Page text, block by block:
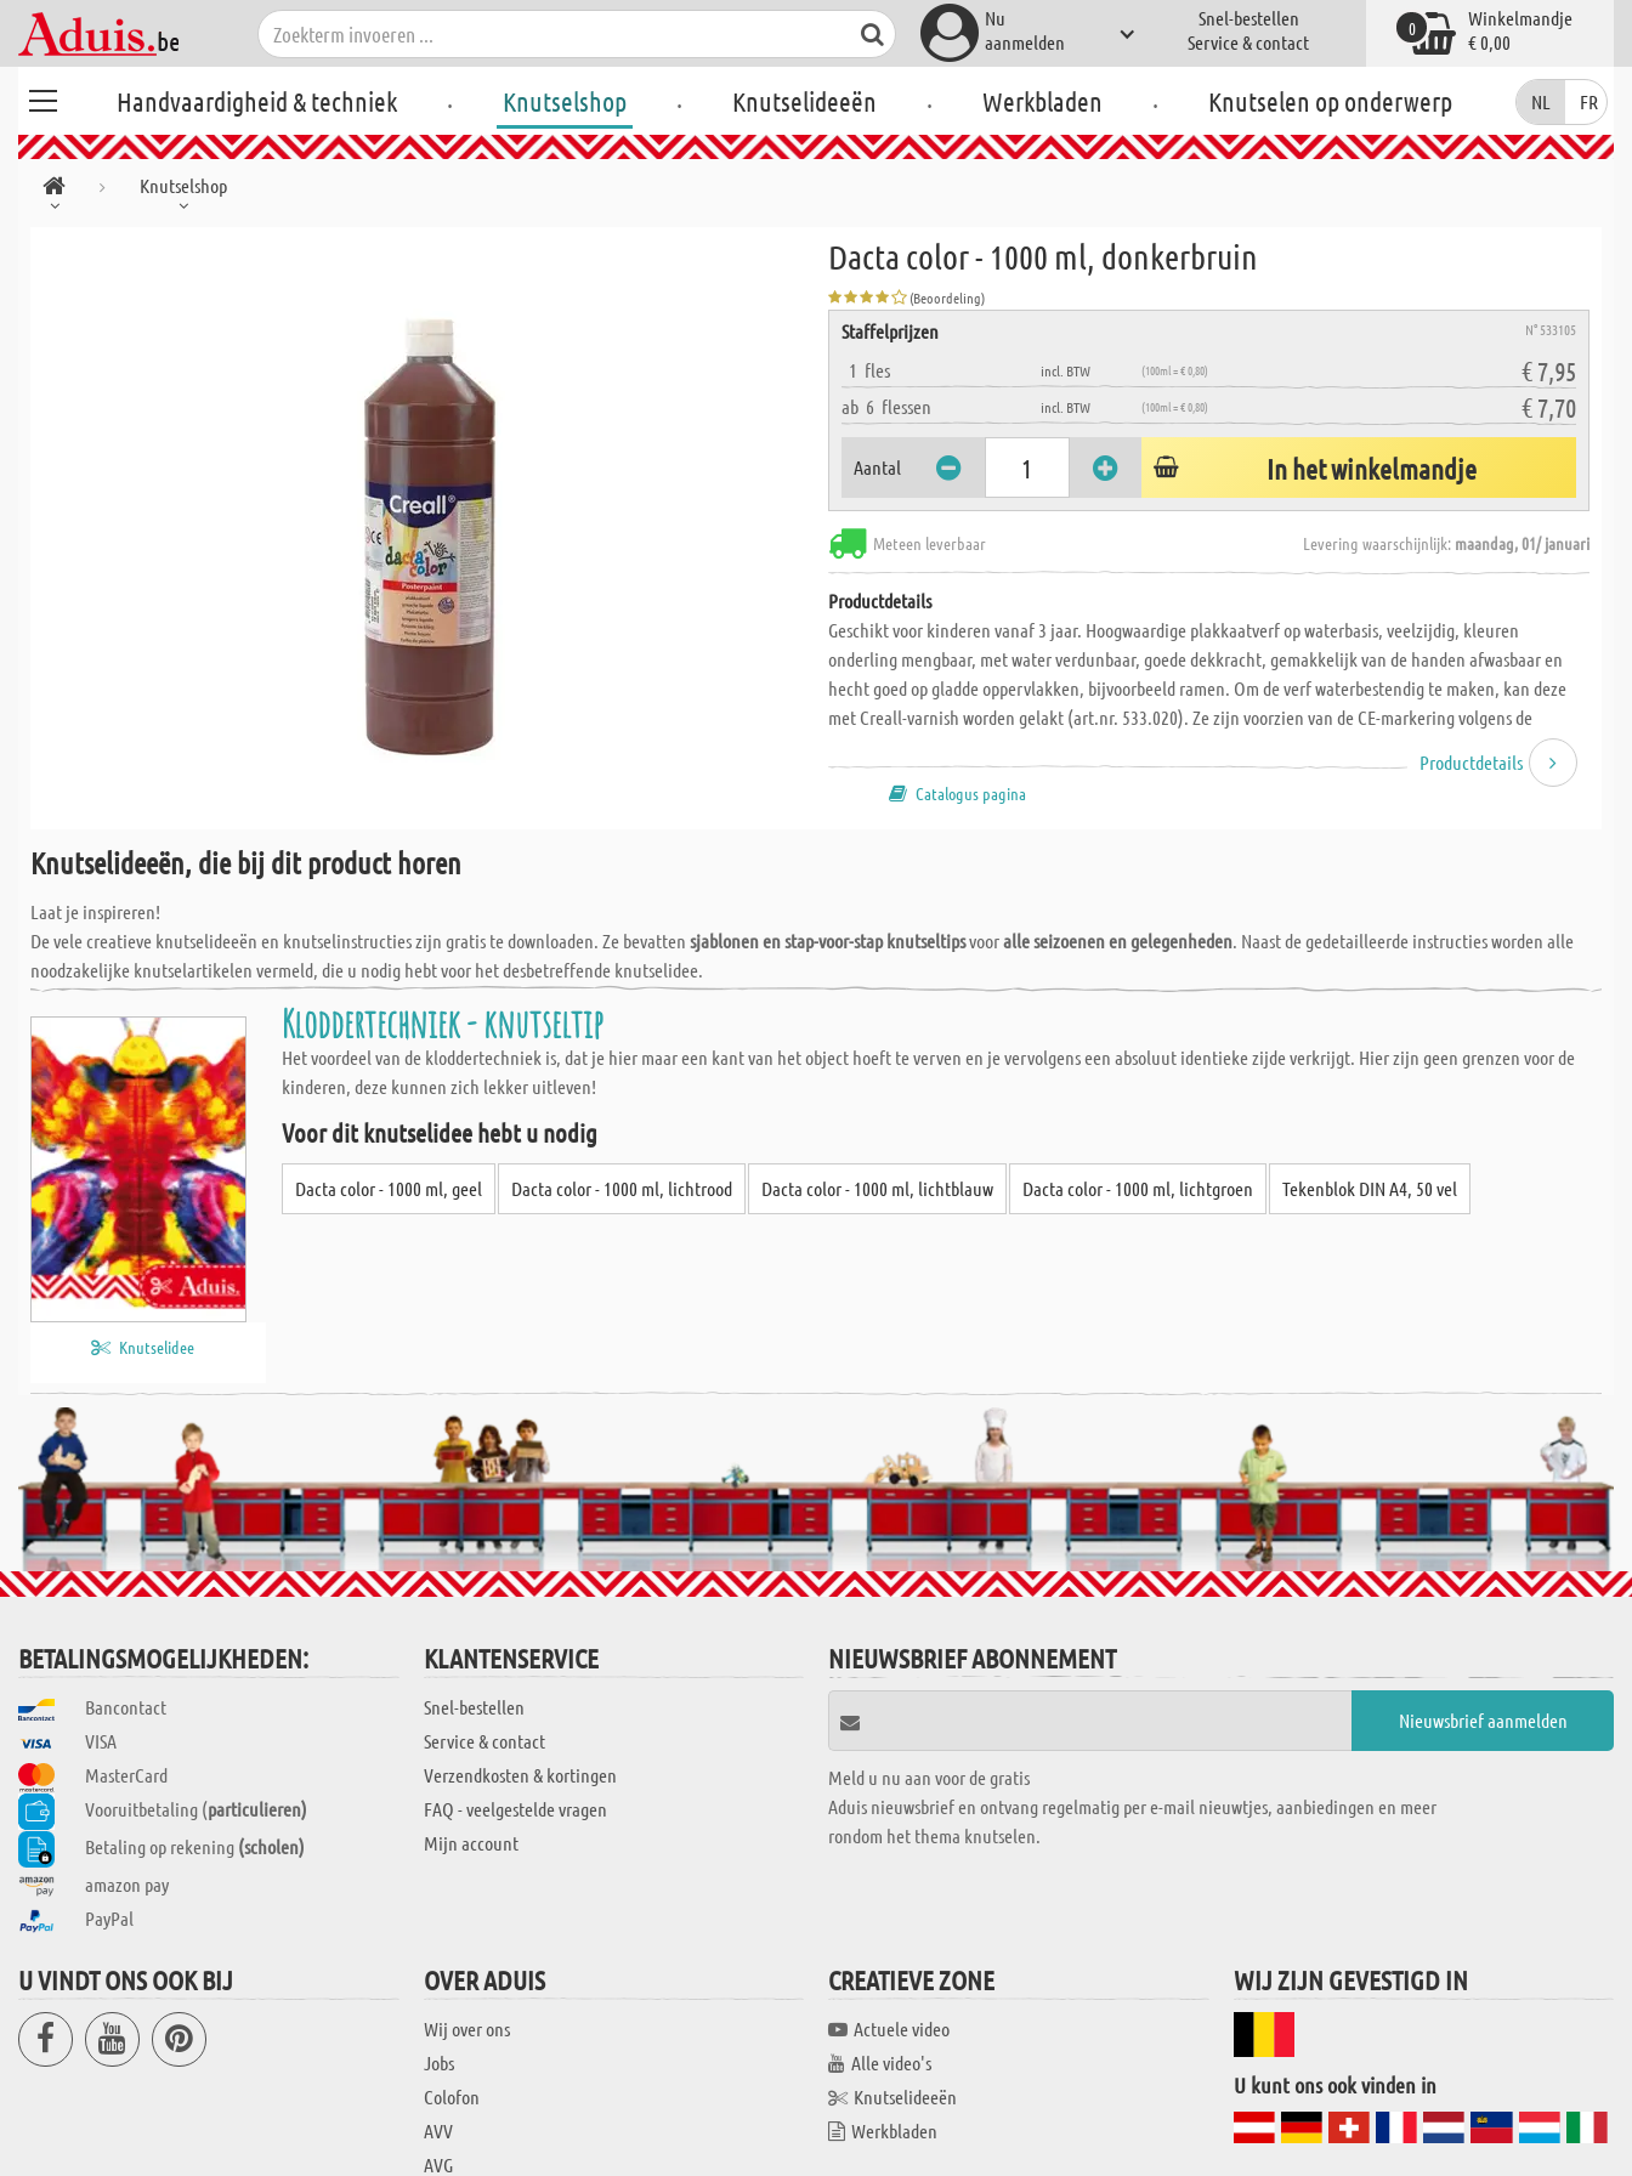
Nu
aanmelden
Snel-bestellen
Service & contact
Winkelmandje
€ 0,00
0
Handvaardigheid & techniek . Knutselshop . Knutselideeën . Werkbladen . Knutselen op onderwerp NL FR
Knutselshop
Dacta color - 1000 ml, donkerbruin
(Beoordeling)
Staffelprijzen N° 533105
1 fles incl. BTW (100ml = € 0,80) € 7,95
ab 6 flessen incl. BTW (100ml = € 0,80) € 7,70
Aantal In het winkelmandje
Meteen leverbaar Levering waarschijnlijk: maandag, 01/ januari
Productdetails
Geschikt voor kinderen vanaf 3 jaar. Hoogwaardige plakkaatverf op waterbasis, veelzijdig, kleuren
onderling mengbaar, met water verdunbaar, goede dekkracht, gemakkelijk van de handen afwasbaar en
hecht goed op gladde oppervlakken, bijvoorbeeld ramen. Om de verf waterbestendig te maken, kan deze
met Creall-varnish worden gelakt (art.nr. 533.020). Ze zijn voorzien van de CE-markering volgens de
Productdetails
Catalogus pagina
Knutselideeën, die bij dit product horen
Laat je inspireren!
De vele creatieve knutselideeën en knutselinstructies zijn gratis te downloaden. Ze bevatten sjablonen en stap-voor-stap knutseltipsvooralle seizoenen en gelegenheden. Naast de gedetailleerde instructies worden alle
noodzakelijke knutselartikelen vermeld, die u nodig hebt voor het desbetreffende knutselidee.
Knutselidee
Kloddertechniek - knutseltip
Het voordeel van de kloddertechniek is, dat je hier maar een kant van het object hoeft te verven en je vervolgens een absoluut identieke zijde verkrijgt. Hier zijn geen grenzen voor de
kinderen, deze kunnen zich lekker uitleven!
Voor dit knutselidee hebt u nodig
Dacta color - 1000 ml, geel Dacta color - 1000 ml, lichtrood Dacta color - 1000 ml, lichtblauw Dacta color - 1000 ml, lichtgroen Tekenblok DIN A4, 50 vel
BETALINGSMOGELIJKHEDEN:
Bancontact
VISA
MasterCard
Vooruitbetaling (particulieren)
Betaling op rekening (scholen)
amazon pay
PayPal
KLANTENSERVICE
Snel-bestellen
Service & contact
Verzendkosten & kortingen
FAQ - veelgestelde vragen
Mijn account
NIEUWSBRIEF ABONNEMENT
Meld u nu aan voor de gratis
Aduis nieuwsbrief en ontvang regelmatig per e-mail nieuwtjes, aanbiedingen en meer
rondom het thema knutselen.
U VINDT ONS OOK BIJ OVER ADUIS
Wij over ons
Jobs
Colofon
AVV
AVG
CREATIEVE ZONE
Actuele video
Alle video's
Knutselideeën
Werkbladen
WIJ ZIJN GEVESTIGD IN
U kunt ons ook vinden in